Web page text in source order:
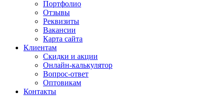
Портфолио
Отзывы
Реквизиты
Вакансии
Карта сайта
Клиентам
Скидки и акции
Онлайн-калькулятор
Вопрос-ответ
Оптовикам
Контакты